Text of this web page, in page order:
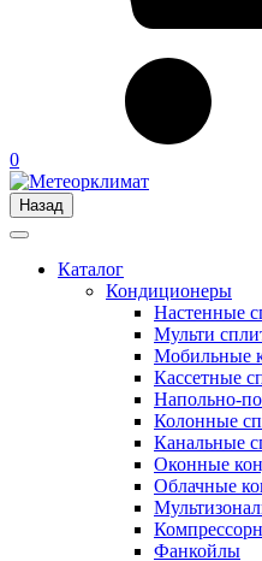
0
Назад
Каталог
Кондиционеры
Настенные
Мульти
Мобильные
Кассетные
Напольно-
Колонные
Канальные
Оконные
Облачные
Фанкойлы